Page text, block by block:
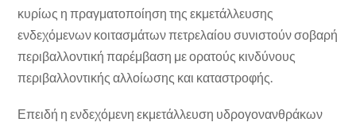
κυρίως η πραγματοποίηση της εκμετάλλευσης
ενδεχόμενων κοιτασμάτων πετρελαίου συνιστούν σοβαρή
περιβαλλοντική παρέμβαση με ορατούς κινδύνους
περιβαλλοντικής αλλοίωσης και καταστροφής.
Επειδή η ενδεχόμενη εκμετάλλευση υδρογονανθράκων